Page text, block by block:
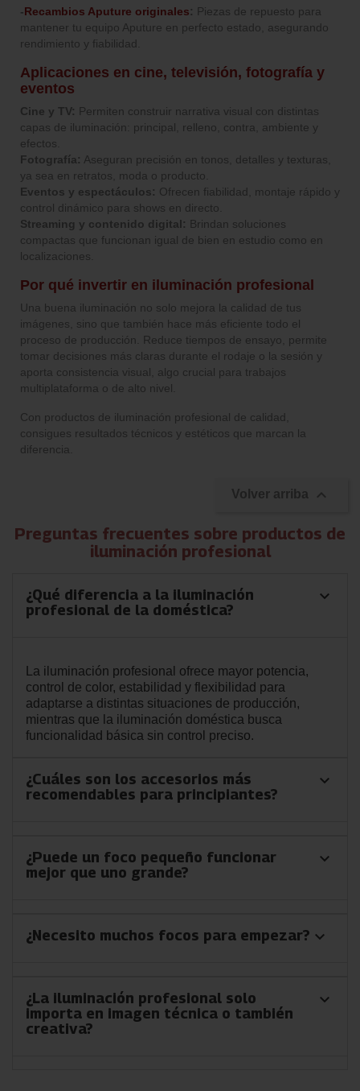
-Recambios Aputure originales: Piezas de repuesto para
mantener tu equipo Aputure en perfecto estado, asegurando
rendimiento y fiabilidad.
Aplicaciones en cine, televisión, fotografía y
eventos
Cine y TV: Permiten construir narrativa visual con distintas
capas de iluminación: principal, relleno, contra, ambiente y
efectos.
Fotografía: Aseguran precisión en tonos, detalles y texturas,
ya sea en retratos, moda o producto.
Eventos y espectáculos: Ofrecen fiabilidad, montaje rápido y
control dinámico para shows en directo.
Streaming y contenido digital: Brindan soluciones
compactas que funcionan igual de bien en estudio como en
localizaciones.
Por qué invertir en iluminación profesional
Una buena iluminación no solo mejora la calidad de tus
imágenes, sino que también hace más eficiente todo el
proceso de producción. Reduce tiempos de ensayo, permite
tomar decisiones más claras durante el rodaje o la sesión y
aporta consistencia visual, algo crucial para trabajos
multiplataforma o de alto nivel.
Con productos de iluminación profesional de calidad,
consigues resultados técnicos y estéticos que marcan la
diferencia.
Volver arriba

Preguntas frecuentes sobre productos de
iluminación profesional
¿Qué diferencia a la iluminación
profesional de la doméstica?
keyboard_arrow_down
La iluminación profesional ofrece mayor potencia,
control de color, estabilidad y flexibilidad para
adaptarse a distintas situaciones de producción,
mientras que la iluminación doméstica busca
funcionalidad básica sin control preciso.
¿Cuáles son los accesorios más
recomendables para principiantes?
keyboard_arrow_down
¿Puede un foco pequeño funcionar
mejor que uno grande?
keyboard_arrow_down
¿Necesito muchos focos para empezar? keyboard_arrow_down
¿La iluminación profesional solo
importa en imagen técnica o también
creativa?
keyboard_arrow_down